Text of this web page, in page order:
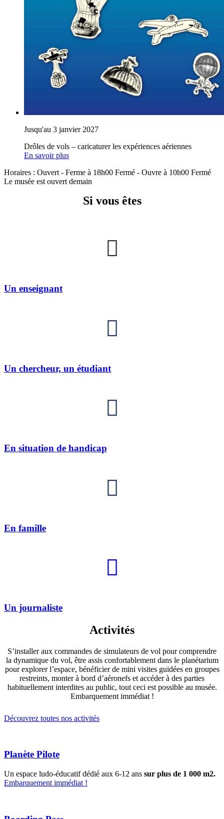
Jusqu'au 3 janvier 2027
Drôles de vols – caricaturer les expériences aériennes
En savoir plus
Horaires : Ouvert- Ferme à 18h00 Fermé - Ouvre à 10h00 Fermé
Le musée est ouvert demain
Si vous êtes
Un enseignant
Un chercheur, un étudiant
En situation de handicap
En famille
Un journaliste
Activités
S’installer aux commandes de simulateurs de vol pour comprendre
la dynamique du vol, être assis confortablement dans le planétarium
pour explorer l’espace, bénéficier de mini visites guidées en groupes
restreints, monter à bord d’aéronefs et accéder à des parties
habituellement interdites au public, tout ceci est possible au musée.
Embarquement immédiat !
Découvrez toutes nos activités
Planète Pilote
Un espace ludo-éducatif dédié aux 6-12 ans sur plus de 1 000 m2.
Embarquement immédiat !